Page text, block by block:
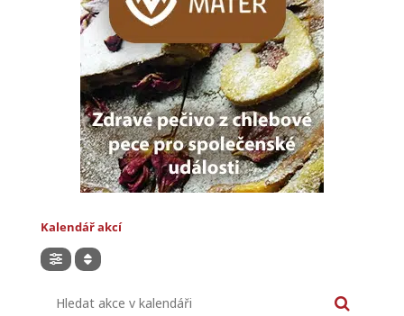
Kalendář akcí